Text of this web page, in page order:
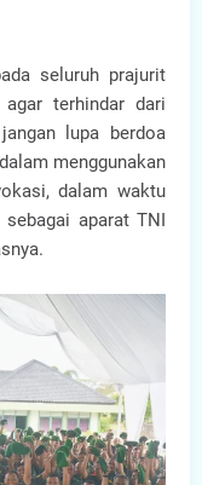
seluruh prajurit
terhindar dari
lupa berdoa
menggunakan
dalam waktu
aparat TNI